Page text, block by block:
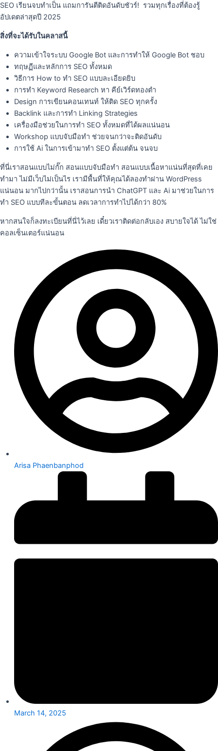
SEO เรียนจบทำเป็น แถมการันตีติดอันดับชัวร์! รวมทุกเรื่องที่ต้องรู้
อัปเดตล่าสุดปี 2025
สิ่งที่จะได้รับในคลาสนี้
ความเข้าใจระบบ Google Bot และการทำให้ Google Bot ชอบ
ทฤษฏีและหลักการ SEO ทั้งหมด
วิธีการ How to ทำ SEO แบบละเอียดยิบ
การทำ Keyword Research หา คีย์เวิร์ดทองตำ
Design การเขียนคอนเทนท์ ให้ติด SEO ทุกครั้ง
Backlink และการทำ Linking Strategies
เครื่องมือช่วยในการทำ SEO ทั้งหมดที่ได้ผลแน่นอน
Workshop แบบจับมือทำ ช่วยจนกว่าจะติดอันดับ
การใช้ Ai ในการเข้ามาทำ SEO ตั้งแต่ต้น จนจบ
ที่นี่เราสอนแบบไม่กั๊ก สอนแบบจับมือทำ สอนแบบเนื้อหาแน่นที่สุดที่เคย
ทำมา ไม่มีเว็บไม่เป็นไร เรามีพื้นที่ให้คุณได้ลองทำผ่าน WordPress
แน่นอน มากไปกว่านั้น เราสอนการนำ ChatGPT และ Ai มาช่วยในการ
ทำ SEO แบบทีละขั้นตอน ลดเวลาการทำไปได้กว่า 80%
หากสนใจก็ลงทะเบียนที่นี่ไว้เลย เดี๋ยวเราติดต่อกลับเอง สบายใจได้ ไม่ใช่
คอลเซ็นเตอร์แน่นอน
Arisa Phaenbanphod
March 14, 2025